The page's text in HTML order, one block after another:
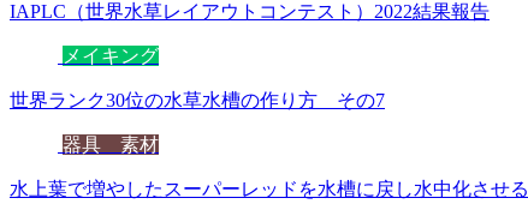
IAPLC（世界水草レイアウトコンテスト）2022結果報告
メイキング
世界ランク30位の水草水槽の作り方 その7
器具 素材
水上葉で増やしたスーパーレッドを水槽に戻し水中化させる